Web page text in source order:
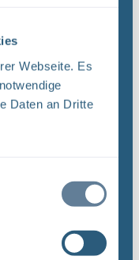
Webseite. Es
Daten an Dritte
der
in das
vom: